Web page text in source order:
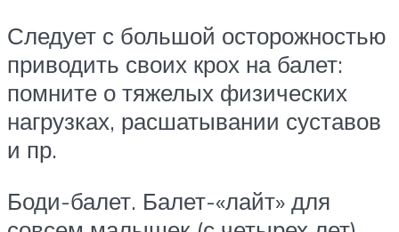
Следует с большой осторожностью
приводить своих крох на балет:
помните о тяжелых физических
нагрузках, расшатывании суставов
и пр.
Боди-балет. Балет-«лайт» для